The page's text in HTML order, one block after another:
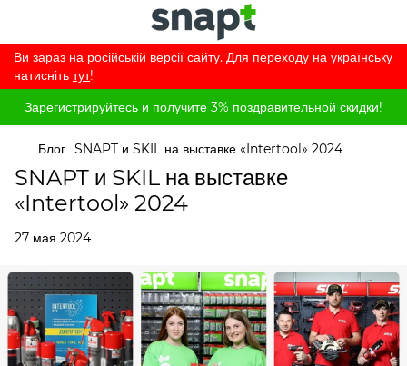
Ви зараз на російській версії сайту. Для переходу на українську
натисніть тут!
Зарегистрируйтесь и получите 3% поздравительной скидки!
Блог SNAPT и SKIL на выставке «Intertool» 2024
SNAPT и SKIL на выставке
«Intertool» 2024
27 мая 2024